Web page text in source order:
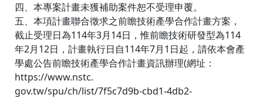
四、本專案計畫未獲補助案件恕不受理申覆。
五、本項計畫聯合徵求之前瞻技術產學合作計畫方案，
截止受理日為114年3月14日，惟前瞻技術研發型為114
年2月12日，計畫執行日自114年7月1日起，請依本會產
學處公告前瞻技術產學合作計畫資訊辦理(網址：
https://www.nstc.
gov.tw/spu/ch/list/7f5c7d9b-cbd1-4db2-